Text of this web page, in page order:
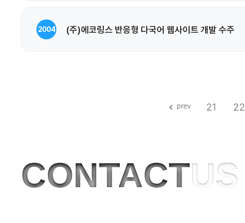
2004 (주)에코링스 반응형 다국어 웹사이트 개발 수주
21 22
CONTACTUS